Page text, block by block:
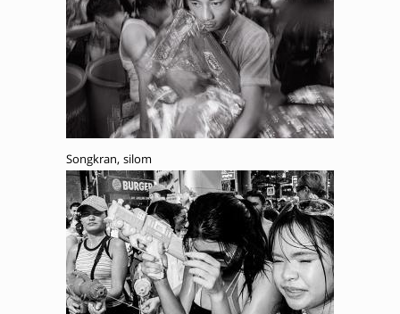
Songkran, silom